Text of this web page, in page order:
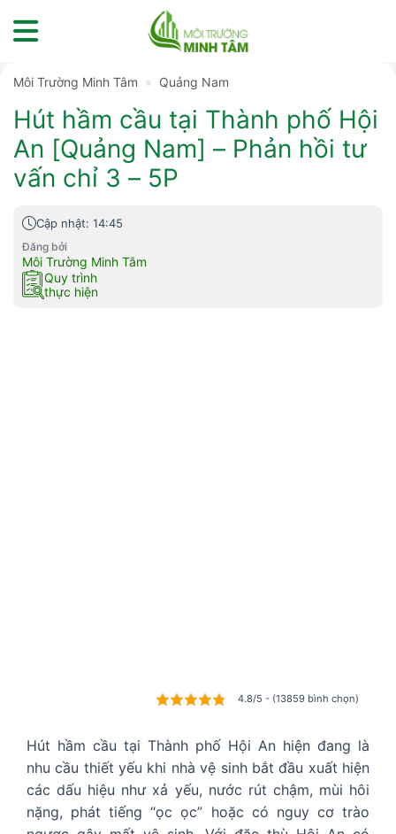
to
Môi Trường Minh Tâm » Quảng Nam
Hút hầm cầu tại Thành phố Hội
An [Quảng Nam] – Phản hồi tư
vấn chỉ 3 – 5P
Cập nhật: 14:45
Đăng bởi
Môi Trường Minh Tâm
Quy trình
thực hiện
4.8/5 - (13859 bình chọn)
Hút hầm cầu tại Thành phố Hội An hiện đang là
nhu cầu thiết yếu khi nhà vệ sinh bắt đầu xuất hiện
các dấu hiệu như xả yếu, nước rút chậm, mùi hôi
nặng, phát tiếng “ọc ọc” hoặc có nguy cơ trào